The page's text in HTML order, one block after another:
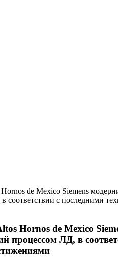
Hornos de Mexico
процессом ЛД, в